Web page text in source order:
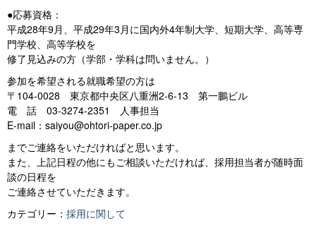
●応募資格：
平成28年9月、平成29年3月に国内外4年制大学、短期大学、高等専
門学校、高等学校を
修了見込みの方（学部・学科は問いません。）
参加を希望される就職希望の方は
〒104-0028 東京都中央区八重洲2-6-13 第一鵬ビル
電 話 03-3274-2351 人事担当
E-mail：saiyou@ohtori-paper.co.jp
までご連絡をいただければと思います。
また、上記日程の他にもご相談いただければ、採用担当者が随時面
談の日程を
ご連絡させていただきます。
カテゴリー： 採用に関して